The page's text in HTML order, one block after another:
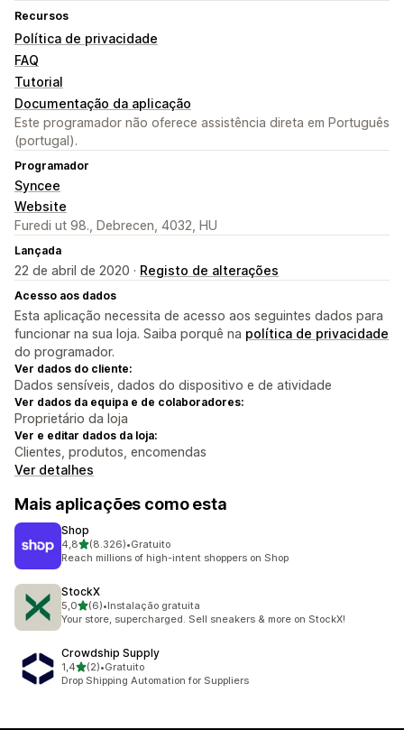
Recursos
Política de privacidade
FAQ
Tutorial
Documentação da aplicação
Este programador não oferece assistência direta em Português
(portugal).
Programador
Syncee
Website
Furedi ut 98., Debrecen, 4032, HU
Lançada
22 de abril de 2020 · Registo de alterações
Acesso aos dados
Esta aplicação necessita de acesso aos seguintes dados para
funcionar na sua loja. Saiba porquê na política de privacidade
do programador.
Ver dados do cliente:
Dados sensíveis, dados do dispositivo e de atividade
Ver dados da equipa e de colaboradores:
Proprietário da loja
Ver e editar dados da loja:
Clientes, produtos, encomendas
Ver detalhes
Mais aplicações como esta
Shop
4,8de 5 estrelas
(8.326)
8326 total de avaliações
•Gratuito
Reach millions of high-intent shoppers on Shop
StockX
5,0de 5 estrelas
(6)
6 total de avaliações
•Instalação gratuita
Your store, supercharged. Sell sneakers & more on StockX!
Crowdship Supply
1,4de 5 estrelas
(2)
2 total de avaliações
•Gratuito
Drop Shipping Automation for Suppliers